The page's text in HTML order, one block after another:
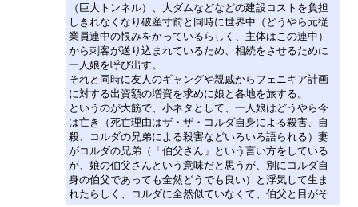
（巨大トンネル）、大ダムなどなどの建設コストを負担
しきれなくなり破産寸前と同時に世界中（どうやら元従
業員連中の恨みをかっているらしく、主体はこの連中）
から刺客が送り込まれているため、相続をさせるために
一人娘を呼び出す。
それと同時に友人のギャングや親戚からフェニキア計画
に対する出資額の増資を求めに娘と各地を旅する。
というのが大筋で、小ネタとして、一人娘はどうやら今
は亡き（死亡理由はザ・ザ・コルダ自身による殺害、自
殺、コルダの兄弟による殺害などいろいろ語られる）妻
がコルダの兄弟（「伯父さん」という言い方をしている
が、娘の伯父さんという意味だと思うが、別にコルダ自
身の伯父であっても全然どうでも良い）と浮気して生ま
れたらしく、コルダに全然似ていなくて、伯父と目がそ